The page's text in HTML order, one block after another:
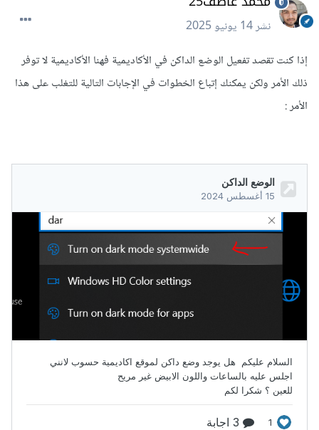
نشر14 يونيو 2025
إذا كنت تقصد تفعيل الوضع الداكن في الأكاديمية فهنا الأكاديمية لا توفر
ذلك الأمر ولكن يمكنك إتباع الخطوات في الإجابات التالية للتغلب على هذا
الأمر: